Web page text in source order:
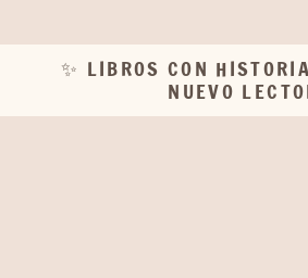
✨ LIBROS CON
NUEVO